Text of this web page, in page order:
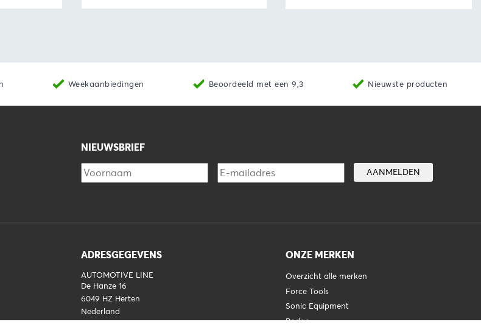
Weekaanbiedingen Beoordeeld met een 9,3 Nieuwste producten
NIEUWSBRIEF
ADRESGEGEVENS
AUTOMOTIVE LINE
De Hanze 16
6049 HZ Herten
Nederland
ONZE MERKEN
Overzicht alle merken
Force Tools
Sonic Equipment
Rodac